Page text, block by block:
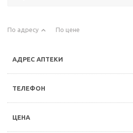
По адресу По цене